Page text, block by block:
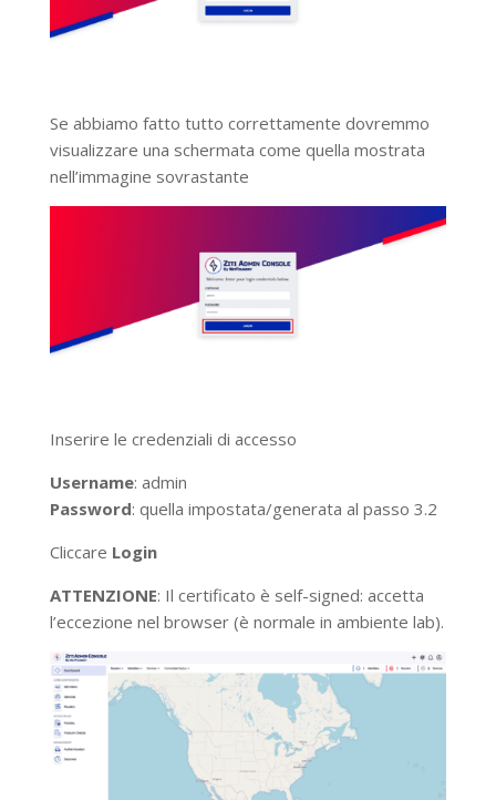
Se abbiamo fatto tutto correttamente dovremmo
visualizzare una schermata come quella mostrata
nell’immagine sovrastante
Inserire le credenziali di accesso
Username: admin
Password: quella impostata/generata al passo 3.2
Cliccare Login
ATTENZIONE: Il certificato è self-signed: accetta
l’eccezione nel browser (è normale in ambiente lab).